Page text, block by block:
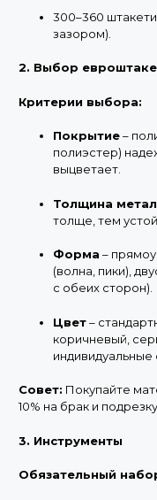
300–360
зазором).
2. Выбор
Критерии выбора:
Покрытие–
полиэстер)
выцветает.
Толщина
толще, тем
Форма –
(волна, пики),
с обеих сторон).
Цвет–
коричневый,
индивидуальные
Совет: Покупайте
10% на брак и подрезку.
3. Инструменты
Обязательный